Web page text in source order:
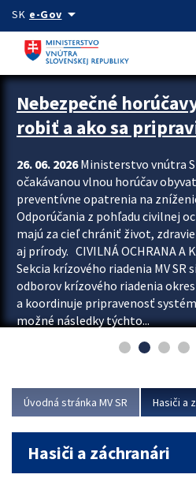
Preskocit na hlavný obsah
SK e-Govarrow_drop_down
Zastavit automatický posun upútavok
Nebezpečné
robiť a ako sa
26. 06. 2026Ministerstvo vnútra
očakávanou vlnou horúčav
preventívne opatrenia na
Odporúčania z pohľadu civilnej
majú za cieľ chrániť život,
aj prírody. CIVILNÁ OCHRANA A
Sekcia krízového riadenia MV
odborov krízového riadenia
a koordinuje pripravenosť
možné následky týchto...
Úvodná stránka MV SR Hasiči a
Hasiči a záchranári